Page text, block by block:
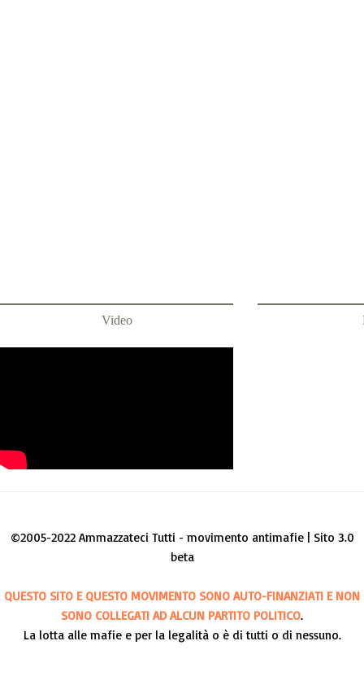
Video
©2005-2022 Ammazzateci Tutti - movimento antimafie | Sito 3.0
beta
QUESTO SITO E QUESTO MOVIMENTO SONO AUTO-FINANZIATI E NON
SONO COLLEGATI AD ALCUN PARTITO POLITICO.
La lotta alle mafie e per la legalità o è di tutti o di nessuno.